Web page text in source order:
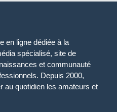
en ligne dédiée à la
spécialisé, site de
et communauté
Depuis 2000,
au quotidien les amateurs et